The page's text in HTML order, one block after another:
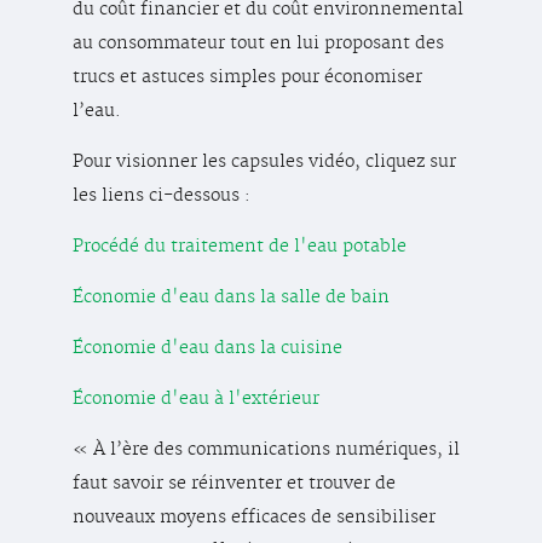
du coût financier et du coût environnemental
au consommateur tout en lui proposant des
trucs et astuces simples pour économiser
l’eau.
Pour visionner les capsules vidéo, cliquez sur
les liens ci-dessous :
Procédé du traitement de l'eau potable
Économie d'eau dans la salle de bain
Économie d'eau dans la cuisine
Économie d'eau à l'extérieur
« À l’ère des communications numériques, il
faut savoir se réinventer et trouver de
nouveaux moyens efficaces de sensibiliser